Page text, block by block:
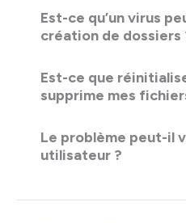
Est-ce qu’un virus
création de dossiers
Est-ce que
supprime mes
Le problème peut-il
utilisateur ?